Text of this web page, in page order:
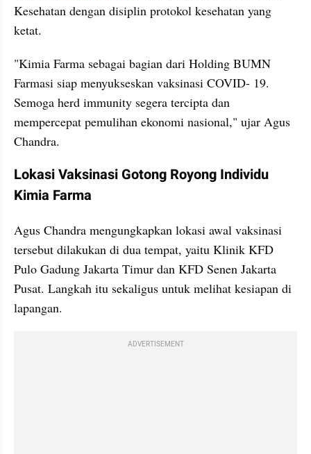
Kesehatan dengan disiplin protokol kesehatan yang
ketat.
"Kimia Farma sebagai bagian dari Holding BUMN
Farmasi siap menyukseskan vaksinasi COVID- 19.
Semoga herd immunity segera tercipta dan
mempercepat pemulihan ekonomi nasional," ujar Agus
Chandra.
Lokasi Vaksinasi Gotong Royong Individu
Kimia Farma
Agus Chandra mengungkapkan lokasi awal vaksinasi
tersebut dilakukan di dua tempat, yaitu Klinik KFD
Pulo Gadung Jakarta Timur dan KFD Senen Jakarta
Pusat. Langkah itu sekaligus untuk melihat kesiapan di
lapangan.
ADVERTISEMENT